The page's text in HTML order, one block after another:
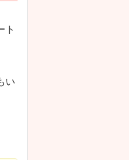
ト
い